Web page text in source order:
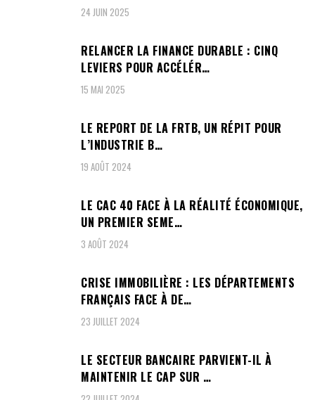
24 JUIN 2025
RELANCER LA FINANCE DURABLE : CINQ
LEVIERS POUR ACCÉLÉR…
15 MAI 2025
LE REPORT DE LA FRTB, UN RÉPIT POUR
L’INDUSTRIE B…
19 AOÛT 2024
LE CAC 40 FACE À LA RÉALITÉ ÉCONOMIQUE,
UN PREMIER SEME…
3 AOÛT 2024
CRISE IMMOBILIÈRE : LES DÉPARTEMENTS
FRANÇAIS FACE À DE…
23 JUILLET 2024
LE SECTEUR BANCAIRE PARVIENT-IL À
MAINTENIR LE CAP SUR …